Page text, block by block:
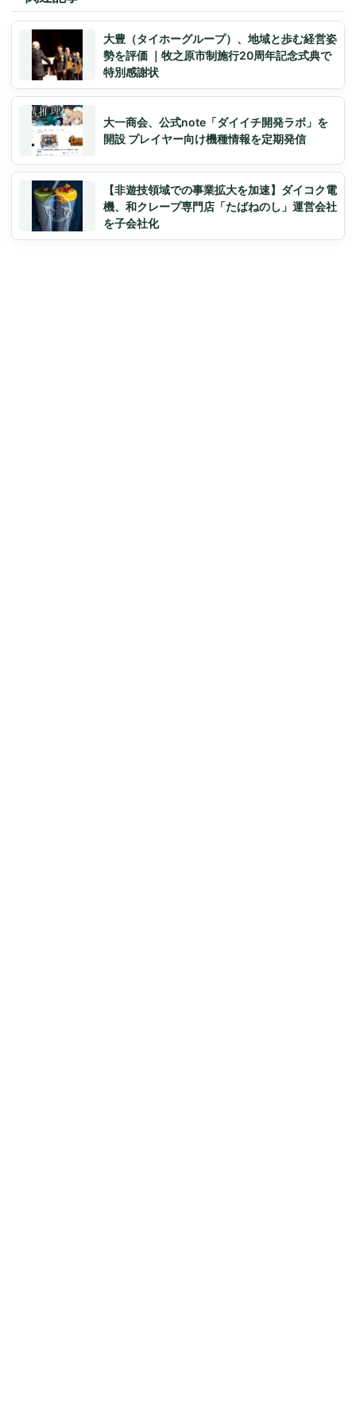
大豊（タイホーグループ）、地域と歩む経営姿
勢を評価 ｜牧之原市制施行20周年記念式典で
特別感謝状
大一商会、公式note「ダイイチ開発ラボ」を
開設 プレイヤー向け機種情報を定期発信
【非遊技領域での事業拡大を加速】ダイコク電
機、和クレープ専門店「たばねのし」運営会社
を子会社化